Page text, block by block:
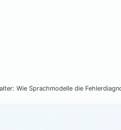
Wie Sprachmodelle die